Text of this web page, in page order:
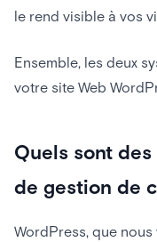
le rend visible à vos
Ensemble, les deux
votre site Web
Quels sont
de gestion de
WordPress, que